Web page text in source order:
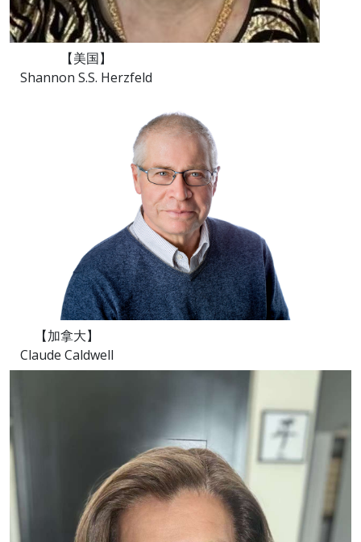
【美国】
Shannon S.S. Herzfeld
【加拿大】
Claude Caldwell